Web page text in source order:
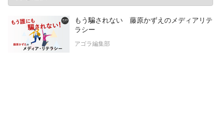
もう騙されない 藤原かずえのメディアリテ
ラシー
アゴラ編集部